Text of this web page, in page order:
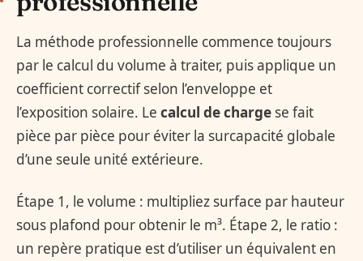
La méthode professionnelle commence toujours
par le calcul du volume à traiter, puis applique un
coefficient correctif selon l’enveloppe et
l’exposition solaire. Le calcul de charge se fait
pièce par pièce pour éviter la surcapacité globale
d’une seule unité extérieure.
Étape 1, le volume : multipliez surface par hauteur
sous plafond pour obtenir le m³. Étape 2, le ratio :
un repère pratique est d’utiliser un équivalent en